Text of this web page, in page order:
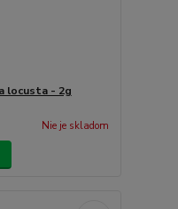
locusta - 2g
Nie je skladom